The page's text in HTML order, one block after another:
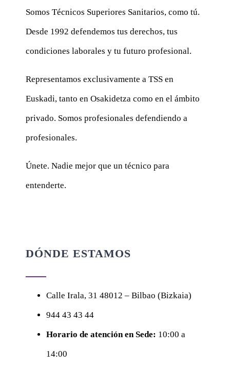
Somos Técnicos Superiores Sanitarios, como tú.
Desde 1992 defendemos tus derechos, tus
condiciones laborales y tu futuro profesional.
Representamos exclusivamente a TSS en
Euskadi, tanto en Osakidetza como en el ámbito
privado. Somos profesionales defendiendo a
profesionales.
Únete. Nadie mejor que un técnico para
entenderte.
DÓNDE ESTAMOS
Calle Irala, 31 48012 – Bilbao (Bizkaia)
944 43 43 44
Horario de atención en Sede: 10:00 a
14:00